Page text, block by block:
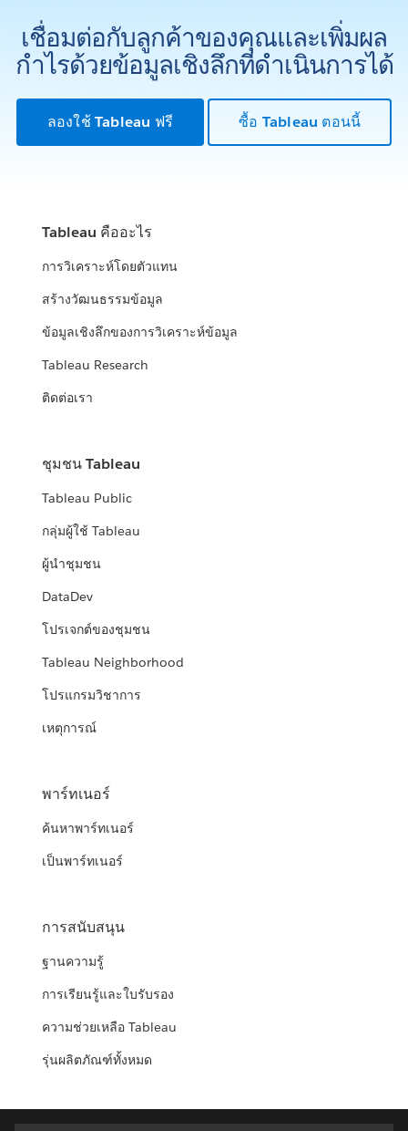
เชื่อมต่อกับลูกค้าของคุณและเพิ่มผล
กำไรด้วยข้อมูลเชิงลึกที่ดำเนินการได้
ลองใช้ Tableau ฟรี ซื้อ Tableau ตอนนี้
Tableau คืออะไร
การวิเคราะห์โดยตัวแทน
สร้างวัฒนธรรมข้อมูล
ข้อมูลเชิงลึกของการวิเคราะห์ข้อมูล
Tableau Research
ติดต่อเรา
ชุมชน Tableau
Tableau Public
กลุ่มผู้ใช้ Tableau
ผู้นำชุมชน
DataDev
โปรเจกต์ของชุมชน
Tableau Neighborhood
โปรแกรมวิชาการ
เหตุการณ์
พาร์ทเนอร์
ค้นหาพาร์ทเนอร์
เป็นพาร์ทเนอร์
การสนับสนุน
ฐานความรู้
การเรียนรู้และใบรับรอง
ความช่วยเหลือ Tableau
รุ่นผลิตภัณฑ์ทั้งหมด